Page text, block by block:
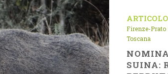
ARTICOLO
Firenze-Prato
Toscana
SUINA: